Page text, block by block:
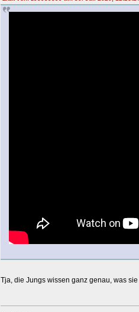
Tja, die Jungs wissen ganz genau, was